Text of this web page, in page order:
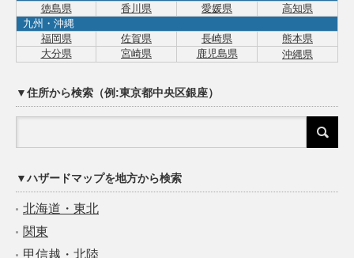
徳島県
香川県 愛媛県
高知県
九州・沖縄
福岡県
佐賀県 長崎県
熊本県
大分県
宮崎県 鹿児島県 沖縄県
▼住所から検索（例:東京都中央区銀座）
▼ハザードマップを地方から検索
北海道・東北
関東
甲信越・北陸